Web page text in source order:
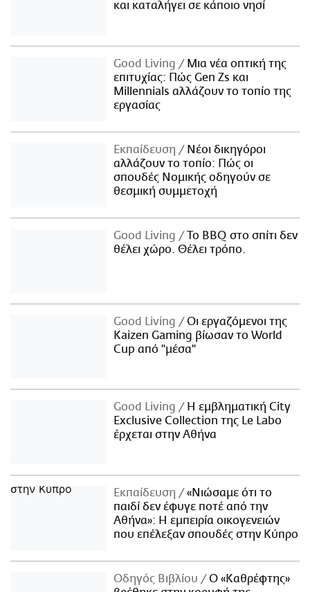
και καταλήγει σε κάποιο νησί
Good Living
Μια νέα οπτική της
επιτυχίας: Πώς Gen Zs και
Millennials αλλάζουν το τοπίο της
εργασίας
Εκπαίδευση
Νέοι δικηγόροι
αλλάζουν το τοπίο: Πώς οι
σπουδές Νομικής οδηγούν σε
θεσμική συμμετοχή
Good Living
Το BBQ στο σπίτι δεν
θέλει χώρο. Θέλει τρόπο.
Good Living
Οι εργαζόμενοι της
Kaizen Gaming βίωσαν το World
Cup από "μέσα"
Good Living
Η εμβληματική City
Exclusive Collection της Le Labo
έρχεται στην Αθήνα
Εκπαίδευση
«Νιώσαμε ότι το
παιδί δεν έφυγε ποτέ από την
Αθήνα»: Η εμπειρία οικογενειών
που επέλεξαν σπουδές στην Κύπρο
Οδηγός Βιβλίου
Ο «Καθρέφτης»